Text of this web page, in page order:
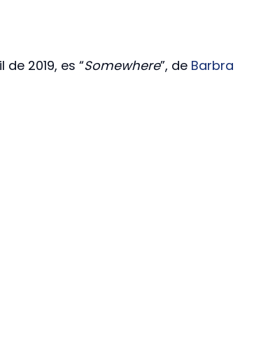
de 2019, es “Somewhere”, de Barbra